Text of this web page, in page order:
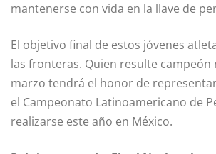
mantenerse con vida en la llave de
El objetivo final de estos jóvenes
las fronteras. Quien resulte campeón
marzo tendrá el honor de
el Campeonato Latinoamericano de
realizarse este año en México.